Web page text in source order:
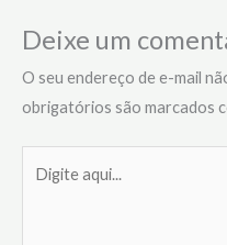
Deixe um
O seu endereço de e-mail
obrigatórios são marcados
aqui...